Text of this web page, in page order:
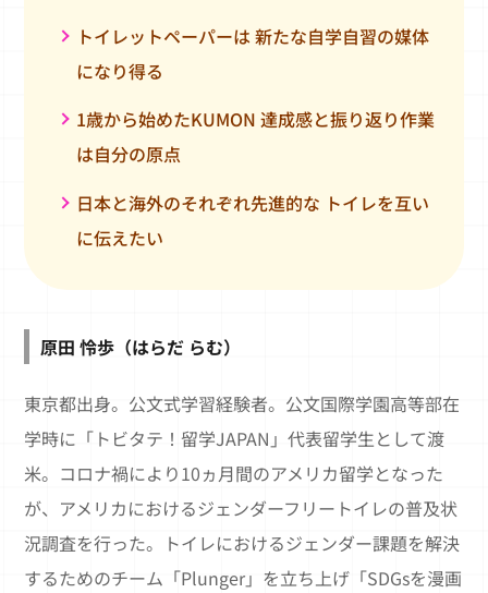
トイレットペーパーは 新たな自学自習の媒体
になり得る
1歳から始めたKUMON 達成感と振り返り作業
は自分の原点
日本と海外のそれぞれ先進的な トイレを互い
に伝えたい
原田 怜歩（はらだ らむ）
東京都出身。公文式学習経験者。公文国際学園高等部在
学時に「トビタテ！留学JAPAN」代表留学生として渡
米。コロナ禍により10ヵ月間のアメリカ留学となった
が、アメリカにおけるジェンダーフリートイレの普及状
況調査を行った。トイレにおけるジェンダー課題を解決
するためのチーム「Plunger」を立ち上げ「SDGsを漫画